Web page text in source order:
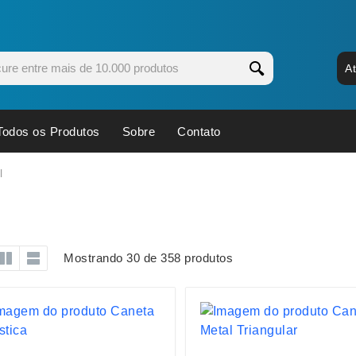
Executivos
Esporte e Jogos
Kit Queijo
os Produtos Sobre Contato
Mostrando 30 de 358 produtos